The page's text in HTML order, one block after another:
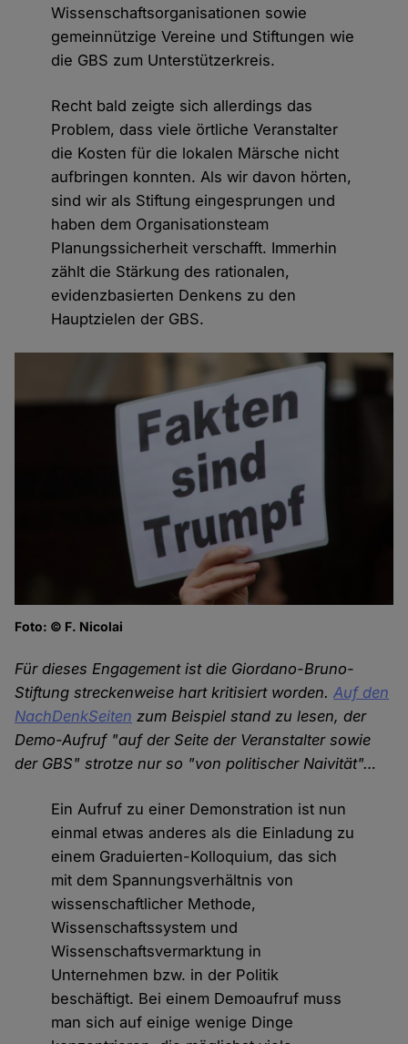
Wissenschaftsorganisationen sowie
gemeinnützige Vereine und Stiftungen wie
die GBS zum Unterstützerkreis.
Recht bald zeigte sich allerdings das
Problem, dass viele örtliche Veranstalter
die Kosten für die lokalen Märsche nicht
aufbringen konnten. Als wir davon hörten,
sind wir als Stiftung eingesprungen und
haben dem Organisationsteam
Planungssicherheit verschafft. Immerhin
zählt die Stärkung des rationalen,
evidenzbasierten Denkens zu den
Hauptzielen der GBS.
Foto: © F. Nicolai
Für dieses Engagement ist die Giordano-Bruno-
Stiftung streckenweise hart kritisiert worden.Auf den
NachDenkSeiten zum Beispiel stand zu lesen, der
Demo-Aufruf "auf der Seite der Veranstalter sowie
der GBS" strotze nur so "von politischer Naivität"…
Ein Aufruf zu einer Demonstration ist nun
einmal etwas anderes als die Einladung zu
einem Graduierten-Kolloquium, das sich
mit dem Spannungsverhältnis von
wissenschaftlicher Methode,
Wissenschaftssystem und
Wissenschaftsvermarktung in
Unternehmen bzw. in der Politik
beschäftigt. Bei einem Demoaufruf muss
man sich auf einige wenige Dinge